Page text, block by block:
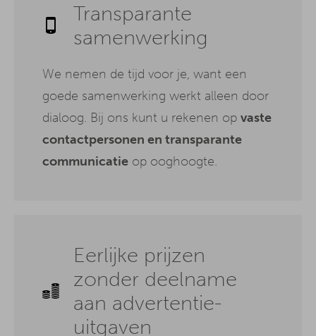
Transparante
samenwerking
We nemen de tijd voor je, want een
goede samenwerking werkt alleen door
dialoog. Bij ons kunt u rekenen op vaste
contactpersonen en transparante
communicatie op ooghoogte.
Eerlijke prijzen
zonder deelname
aan advertentie-
uitgaven